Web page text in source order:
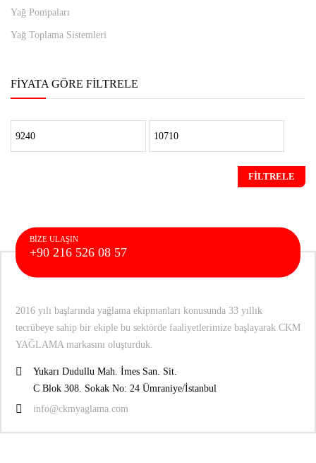
Yağ Pompaları
Yağ Toplama Sistemleri
FIYATA GÖRE FILTRELE
En
düşük
En
yüksek
FILTRELE
BIZE ULAŞIN
+90 216 526 08 57
2016 yılı başlarında yağlama ekipmanları konusunda 33 yıllık
tecrübeye sahip bir ekiple bu sektörde faaliyetlerimize başlayarak CKM
YAĞLAMA markasını oluşturduk.
Yukarı Dudullu Mah. İmes San. Sit.
C Blok 308. Sokak No: 24 Ümraniye/İstanbul
info@ckmyaglama.com